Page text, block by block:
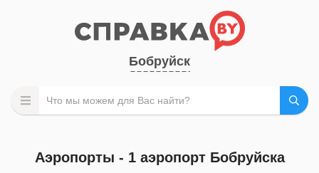
Бобруйск
Аэропорты - 1 аэропорт Бобруйска